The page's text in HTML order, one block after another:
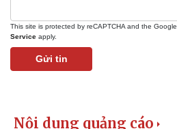
This site is protected by reCAPTCHA and the Google
Service apply.
Gửi tin